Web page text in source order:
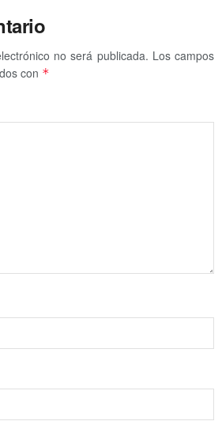
no será publicada. Los campos
con *